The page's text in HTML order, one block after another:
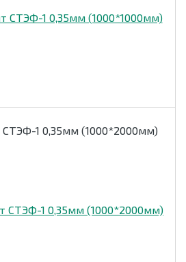
СТЭФ-1 0,35мм (1000*2000мм)